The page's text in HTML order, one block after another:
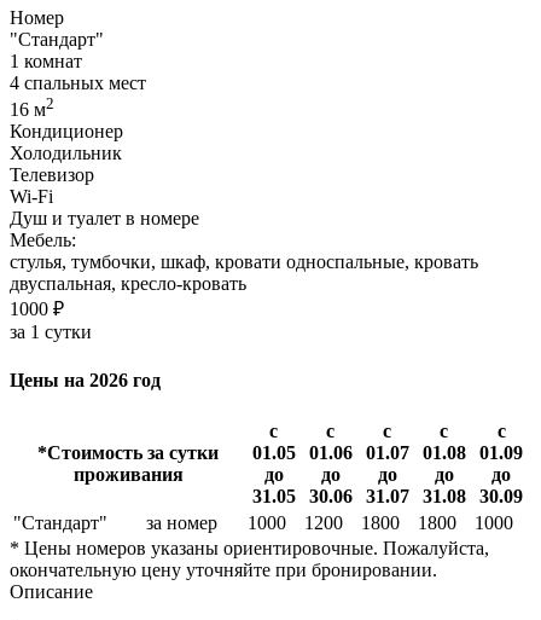
Номер
"Стандарт"
1 комнат
4 спальных мест
16 м2
Кондиционер
Холодильник
Телевизор
Wi-Fi
Душ и туалет в номере
Мебель:
стулья, тумбочки, шкаф, кровати односпальные, кровать
двуспальная, кресло-кровать
1000 ₽
за 1 сутки
Цены на 2026 год
*Стоимость за сутки
проживания
с
01.05
до
31.05
с
01.06
до
30.06
с
01.07
до
31.07
с
01.08
до
31.08
с
01.09
до
30.09
"Стандарт"
за номер 1000 1200 1800 1800
1000
* Цены номеров указаны ориентировочные. Пожалуйста,
окончательную цену уточняйте при бронировании.
Описание